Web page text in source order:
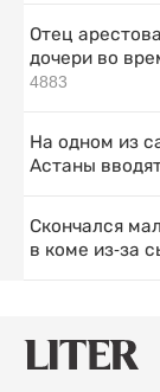
Отец
дочери во
4883
На одном из
Астаны
Скончался
в коме из-за